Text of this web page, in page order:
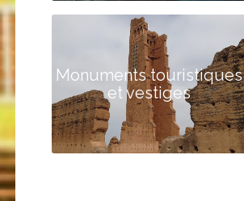
Monuments touristiques
et vestiges